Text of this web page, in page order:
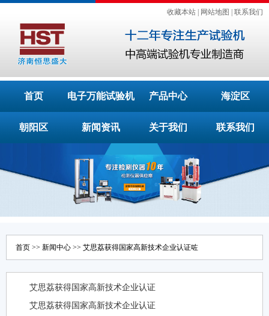
收藏本站 网站地图 联系我们
首页 电子万能试验机 产品中心 海淀区
朝阳区 新闻资讯 关于我们 联系我们
首页 >> 新闻中心 >> 艾思荔获得国家高新技术企业认证咗
艾思荔获得国家高新技术企业认证
艾思荔获得国家高新技术企业认证